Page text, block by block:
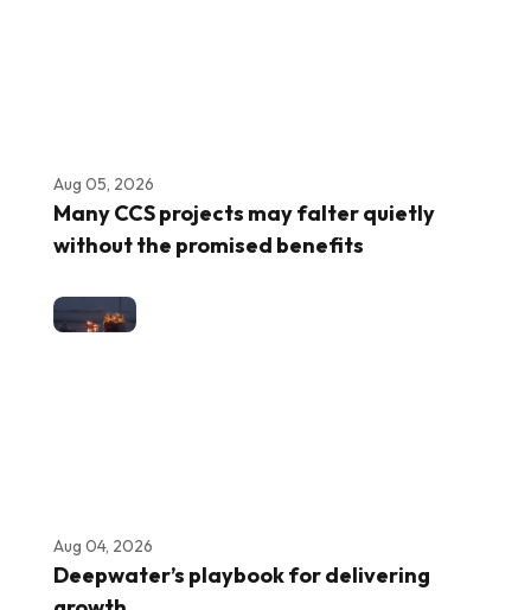
Aug 05, 2026
Many CCS projects may falter quietly
without the promised benefits
Aug 04, 2026
Deepwater’s playbook for delivering